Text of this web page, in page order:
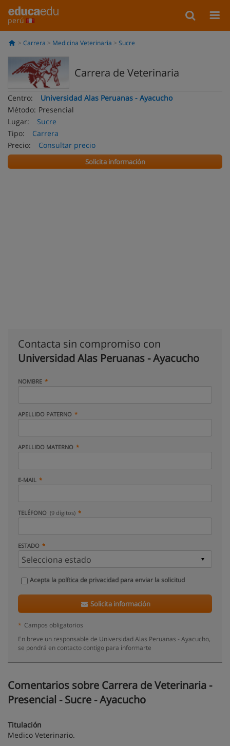
perú
Carrera Medicina Veterinaria Sucre
Carrera de Veterinaria
Centro:
Universidad Alas Peruanas - Ayacucho
Método: Presencial
Lugar:
Sucre
Tipo:
Carrera
Precio:
Consultar precio
Solicita información
Contacta sin compromiso con
Universidad Alas Peruanas - Ayacucho
NOMBRE
APELLIDO PATERNO
APELLIDO MATERNO
E-MAIL
TELÉFONO (9 dígitos)
ESTADO
Acepta la política de privacidad para enviar la solicitud
Solicita información
* Campos obligatorios
En breve un responsable de Universidad Alas Peruanas - Ayacucho,
se pondrá en contacto contigo para informarte
Comentarios sobre Carrera de Veterinaria -
Presencial - Sucre - Ayacucho
Titulación
Medico Veterinario.